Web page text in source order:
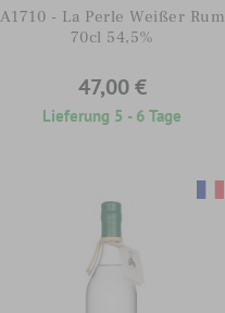
A1710 - La Perle Weißer Rum
70cl 54,5%
47,00 €
Lieferung 5 - 6 Tage